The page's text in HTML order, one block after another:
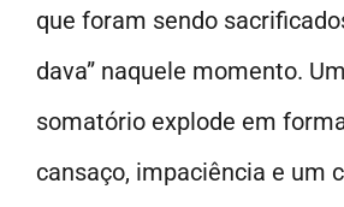
que foram sendo
dava” naquele momento.
somatório explode em
cansaço, impaciência e um